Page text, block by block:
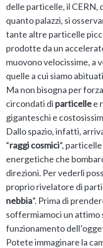
delle particelle, il CERN,
quanto palazzi, si
tante altre particelle
prodotte da un
muovono velocissime, a
quelle a cui siamo
Ma non bisogna per
circondati di particellee
giganteschi e
Dallo spazio, infatti,
“raggi cosmici”,
energetiche che
direzioni. Per vederli
proprio rivelatore di
nebbia”. Prima di
soffermiamoci un attimo
funzionamento
Potete immaginare la